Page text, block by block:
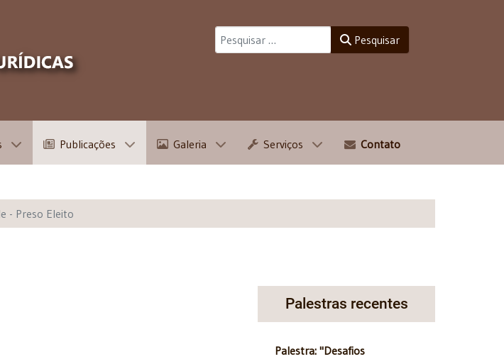
Pesquisar
Publicações Galeria Serviços Contato
- Preso Eleito
Palestras recentes
Palestra: "Desafios